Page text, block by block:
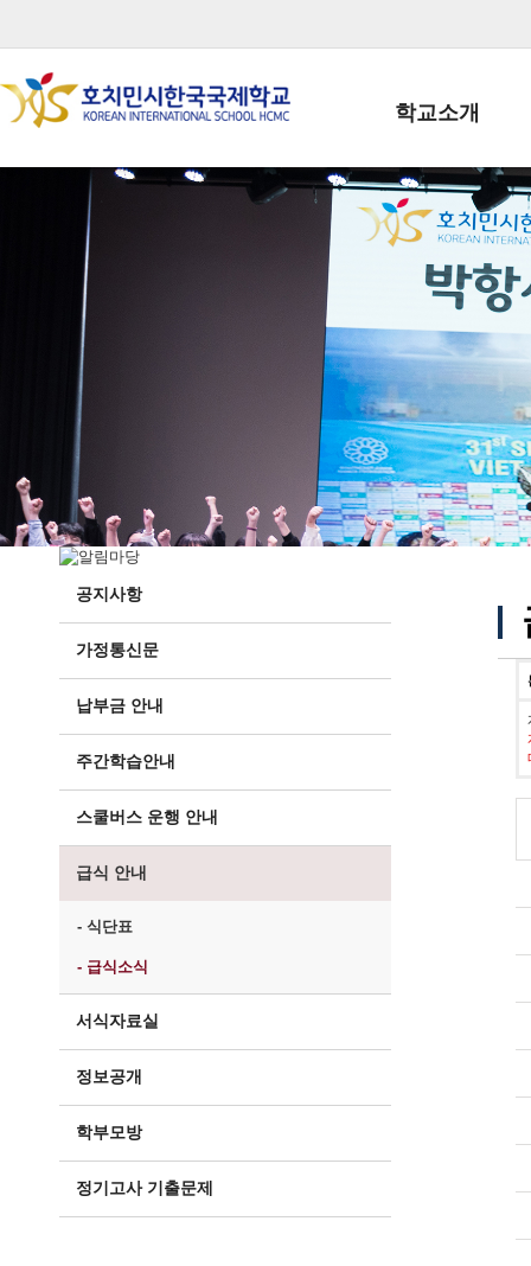
학교소개
학교장인사말
학생회장인사말
학교상징
학교 CI
교직원현황
학생현황
위치/전화
전경사진
공지사항
가정통신문
납부금 안내
주간학습안내
스쿨버스 운행 안내
급식 안내
- 식단표
- 급식소식
서식자료실
정보공개
학부모방
정기고사 기출문제